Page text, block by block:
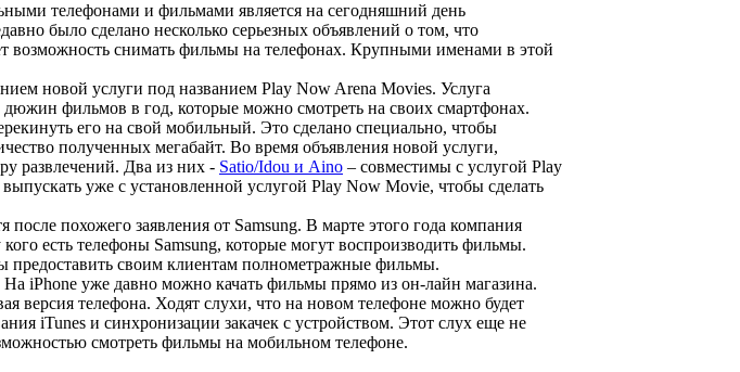
телефонами и фильмами является на сегодняшний день
было сделано несколько серьезных объявлений о том, что
снимать фильмы на телефонах. Крупными именами в этой
новой услуги под названием Play Now Arena Movies. Услуга
дюжин фильмов в год, которые можно смотреть на своих смартфонах.
его на свой мобильный. Это сделано специально, чтобы
полученных мегабайт. Во время объявления новой услуги,
развлечений. Два из них - Satio/Idou и Aino – совместимы с услугой Play
уже с установленной услугой Play Now Movie, чтобы сделать
похожего заявления от Samsung. В марте этого года компания
есть телефоны Samsung, которые могут воспроизводить фильмы.
предоставить своим клиентам полнометражные фильмы.
iPhone уже давно можно качать фильмы прямо из он-лайн магазина.
версия телефона. Ходят слухи, что на новом телефоне можно будет
iTunes и синхронизации закачек с устройством. Этот слух еще не
смотреть фильмы на мобильном телефоне.